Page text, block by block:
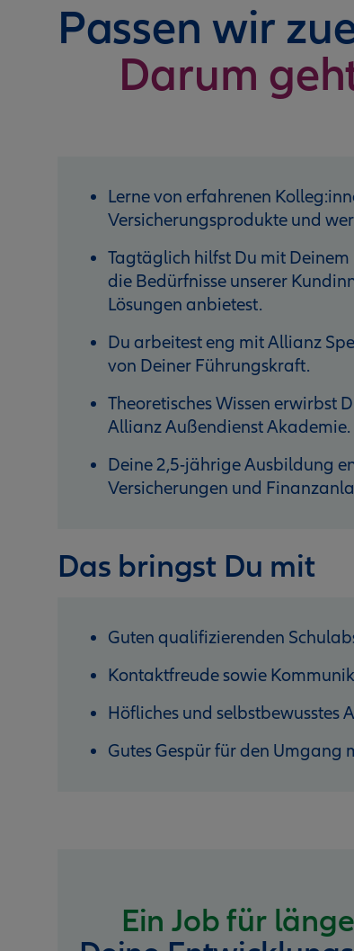
Passen wir
Darum
Lerne von erfahrenen
Versicherungsprodukte und
Tagtäglich hilfst Du mit
die Bedürfnisse unserer
Lösungen anbietest.
Du arbeitest eng mit Allianz
von Deiner Führungskraft.
Theoretisches Wissen erwirbst
Allianz Außendienst Akademie.
Deine 2,5-jährige Ausbildung
Versicherungen und
Das bringst Du mit
Guten qualifizierenden
Kontaktfreude sowie
Höfliches und selbstbewusstes
Gutes Gespür für den Umgang
Ein Job für